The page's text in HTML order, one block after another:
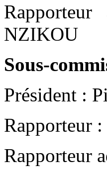
NZIKOU
Sous-
Président :
Rapporteur
Rapporteur